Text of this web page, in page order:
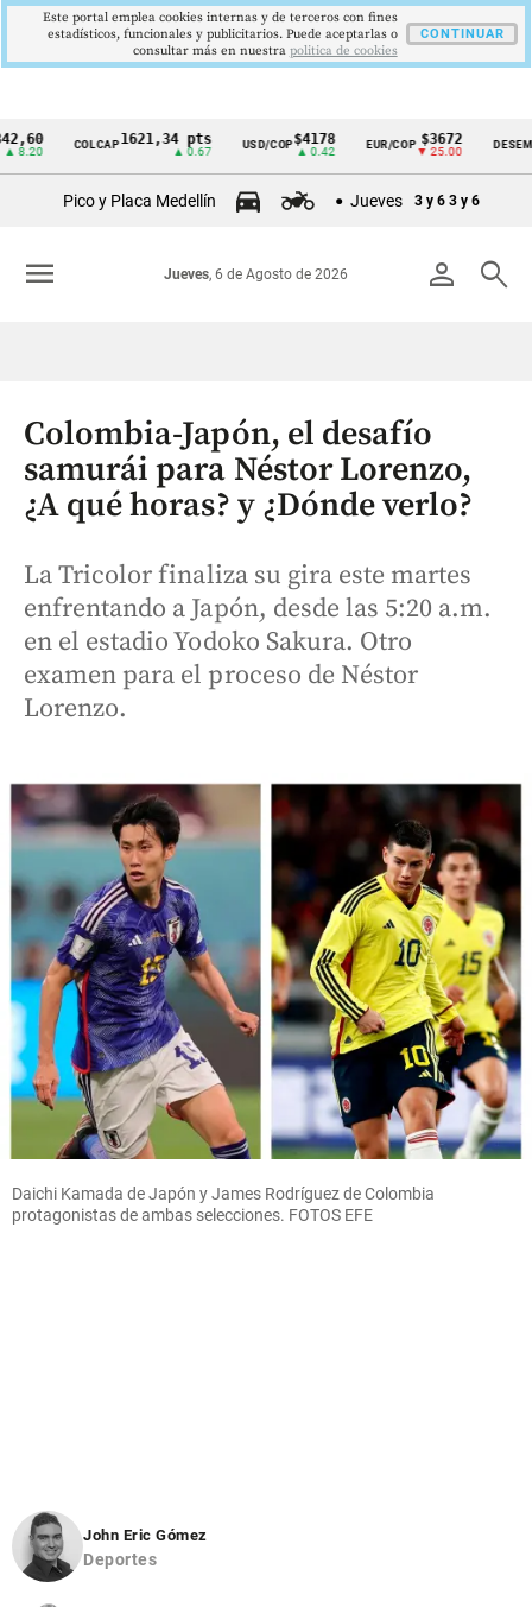
Cintillo
Colombia
COLCAP1621,34 pts USD/COP$4178
▲ 0.42
EUR/COP $3672
▼ 25.00
DESEMPLEO
▼
Pico y Placa Medellín Jueves 3 y 6 3 y 6
person search
Jueves, 6 de Agosto de 2026
menu
Colombia-Japón, el desafío
samurái para Néstor Lorenzo,
¿A qué horas? y ¿Dónde verlo?
La Tricolor finaliza su gira este martes
enfrentando a Japón, desde las 5:20 a.m.
en el estadio Yodoko Sakura. Otro
examen para el proceso de Néstor
Lorenzo.
Daichi Kamada de Japón y James Rodríguez de Colombia
protagonistas de ambas selecciones. FOTOS EFE
John Eric Gómez
Deportes
Este portal emplea cookies internas y de terceros con fines
estadísticos, funcionales y publicitarios. Puede aceptarlas o
consultar más en nuestra politica de cookies
CONTINUAR